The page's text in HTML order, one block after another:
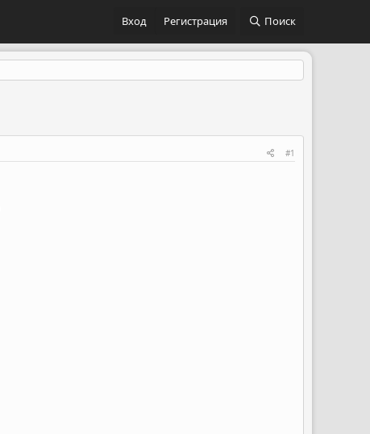
Вход Регистрация Поиск
#1